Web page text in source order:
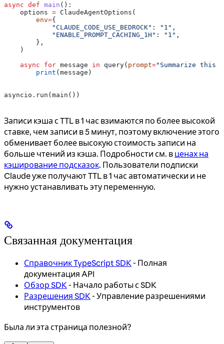
async def main ():
    options
= ClaudeAgentOptions(
        env
={
            "CLAUDE_CODE_USE_BEDROCK"
: "1" ,
            "ENABLE_PROMPT_CACHING_1H"
: "1" ,
        },
    )
    async
for message in query( prompt="Summarize this
        print
(message)
asyncio.run(main())
Записи кэша с TTL в 1 час взимаются по более высокой
ставке, чем записи в 5 минут, поэтому включение этого
обменивает более высокую стоимость записи на
больше чтений из кэша. Подробности см. в ценах на
кэширование подсказок. Пользователи подписки
Claude уже получают TTL в 1 час автоматически и не
нужно устанавливать эту переменную.
Связанная документация
Справочник TypeScript SDK - Полная
документация API
Обзор SDK - Начало работы с SDK
Разрешения SDK - Управление разрешениями
инструментов
Была ли эта страница полезной?